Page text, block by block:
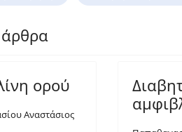
άρθρα
ορού
Αναστάσιος